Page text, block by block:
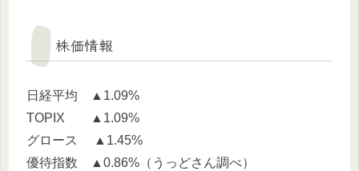
株価情報
日経平均 ▲1.09%
TOPIX ▲1.09%
グロース ▲1.45%
優待指数 ▲0.86%（うっどさん調べ）